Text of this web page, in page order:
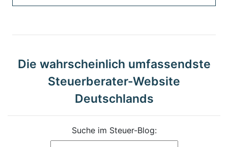
Die wahrscheinlich umfassendste
Steuerberater-Website
Deutschlands
Suche im Steuer-Blog: